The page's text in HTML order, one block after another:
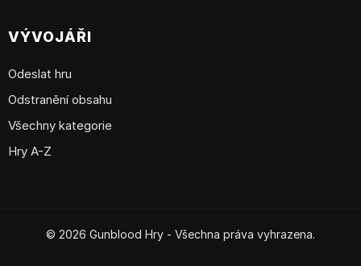
VÝVOJÁŘI
Odeslat hru
Odstranění obsahu
Všechny kategorie
Hry A-Z
© 2026 Gunblood Hry - Všechna práva vyhrazena.